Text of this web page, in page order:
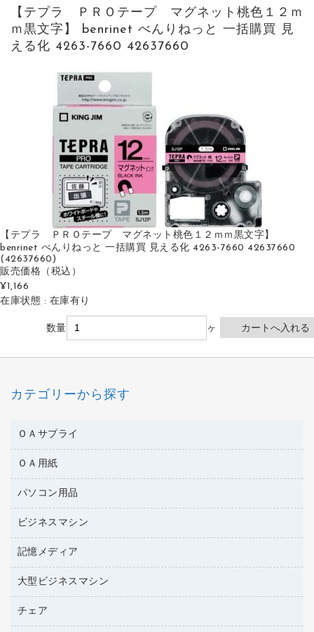
【テプラ ＰＲＯテープ マグネット桃色１２ｍ
ｍ黒文字】 benrinet べんりねっと 一括購買 見
える化 4263-7660 42637660
【テプラ ＰＲＯテープ マグネット桃色１２ｍｍ黒文字】
benrinet べんりねっと 一括購買 見える化 4263-7660 42637660
(42637660)
販売価格 （税込）
¥1,166
在庫状態 : 在庫有り
数量 ヶ
カテゴリーから探す
ＯＡサプライ
互換インクカートリッジ
ワープロリボン
リサイクルトナー（リターン方式）
リサイクルトナー（プール方式）
リサイクルインクカートリッジ
ファクシミリトナー
トナーカートリッジ
ＯＡ用紙
名刺用紙
帳票用紙／フォーム用紙
ワープロ用紙
ラベル用紙
プロッター用紙
ハガキ用紙
パソコン用品
パソコン周辺機器
各種ケーブル
マウスパッド
マウス
パソコンバッグ／収納用品
ビジネスマシン
電話機
レーザープリンタ／複合機
メモリーカード
プロジェクタ
記憶メディア
ブルーレイディスク
ＣＤ－ＲＷ
大型ビジネスマシン
プリンタ
チェア